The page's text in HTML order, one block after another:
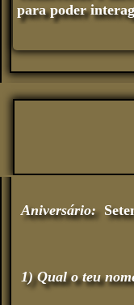
para poder
Aniversário:
1) Qual o teu